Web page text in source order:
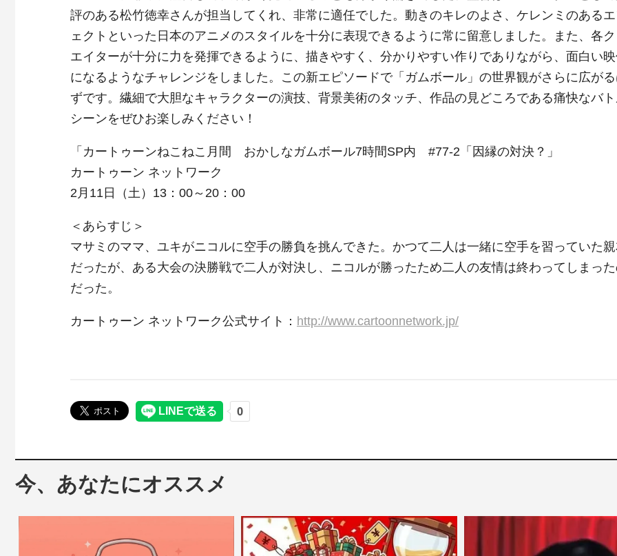
評のある松竹徳幸さんが担当してくれ、非常に適任でした。動きのキレのよさ、ケレンミのある
ェクトといった日本のアニメのスタイルを十分に表現できるように常に留意しました。また、各
エイターが十分に力を発揮できるように、描きやすく、分かりやすい作りでありながら、面白い
になるようなチャレンジをしました。この新エピソードで「ガムボール」の世界観がさらに広が
ずです。繊細で大胆なキャラクターの演技、背景美術のタッチ、作品の見どころである痛快なバ
シーンをぜひお楽しみください！
「カートゥーンねこねこ月間 おかしなガムボール7時間SP内 #77-2「因縁の対決？」
カートゥーン ネットワーク
2月11日（土）13：00～20：00
＜あらすじ＞
マサミのママ、ユキがニコルに空手の勝負を挑んできた。かつて二人は一緒に空手を習っていた
だったが、ある大会の決勝戦で二人が対決し、ニコルが勝ったため二人の友情は終わってしまっ
だった。
カートゥーン ネットワーク公式サイト： http://www.cartoonnetwork.jp/
今、あなたにオススメ